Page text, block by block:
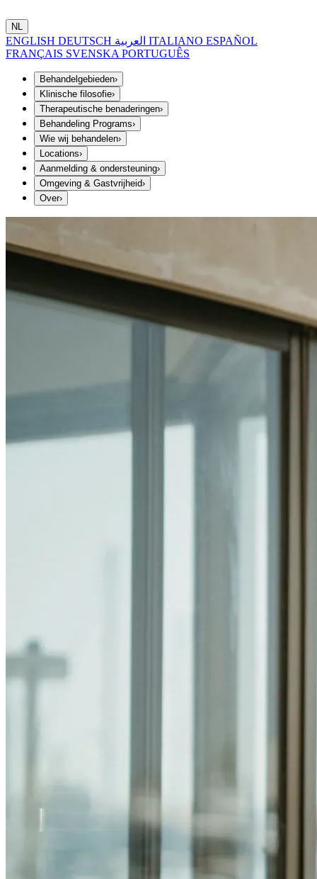
NL
ENGLISH DEUTSCH ITALIANO ESPAÑOL
FRANÇAIS SVENSKA PORTUGUÊS
Behandelgebieden›
Klinische filosofie›
Therapeutische benaderingen›
Behandeling Programs›
Wie wij behandelen›
Locations›
Aanmelding & ondersteuning›
Omgeving & Gastvrijheid›
Over›